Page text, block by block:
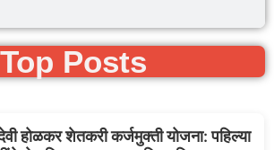
Top Posts
होळकर शेतकरी कर्जमुक्ती योजना: पहिल्या